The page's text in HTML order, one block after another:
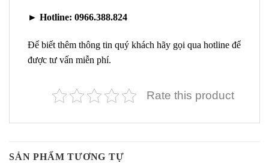
► Hotline: 0966.388.824
Để biết thêm thông tin quý khách hãy gọi qua hotline để
được tư vấn miễn phí.
Rate this product
SẢN PHẨM TƯƠNG TỰ